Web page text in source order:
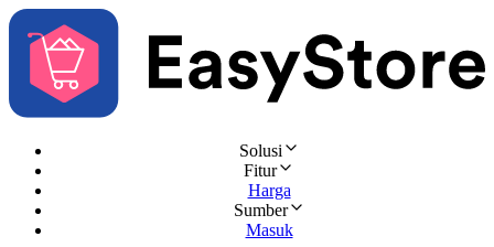
Solusi
Fitur
Harga
Sumber
Masuk